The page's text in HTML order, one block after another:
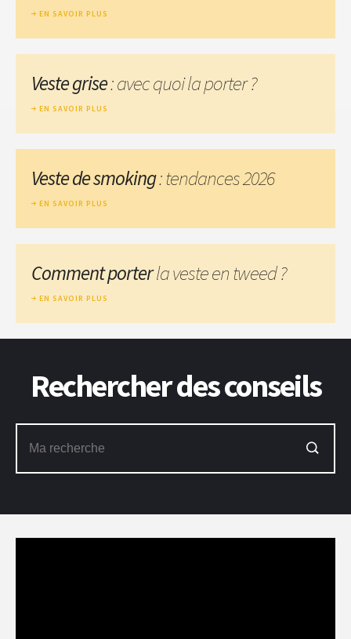
EN SAVOIR PLUS
Veste grise: avec quoi la porter ?
EN SAVOIR PLUS
Veste de smoking: tendances 2026
EN SAVOIR PLUS
Comment porterla veste en tweed ?
EN SAVOIR PLUS
Rechercher des conseils